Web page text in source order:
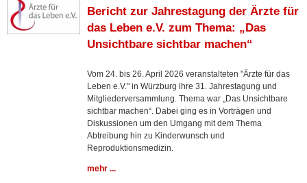
Bericht zur Jahrestagung der Ärzte für
das Leben e.V. zum Thema: „Das
Unsichtbare sichtbar machen“
Vom 24. bis 26. April 2026 veranstalteten "Ärzte für das
Leben e.V." in Würzburg ihre 31. Jahrestagung und
Mitgliederversammlung. Thema war „Das Unsichtbare
sichtbar machen“. Dabei ging es in Vorträgen und
Diskussionen um den Umgang mit dem Thema
Abtreibung hin zu Kinderwunsch und
Reproduktionsmedizin.
mehr ...